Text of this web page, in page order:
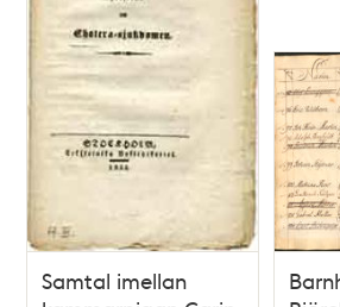
Samtal imellan